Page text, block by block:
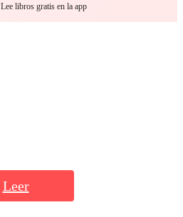
Lee libros gratis en la app
Leer